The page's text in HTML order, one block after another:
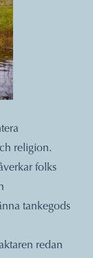
religion.
folks
tankegods
redan